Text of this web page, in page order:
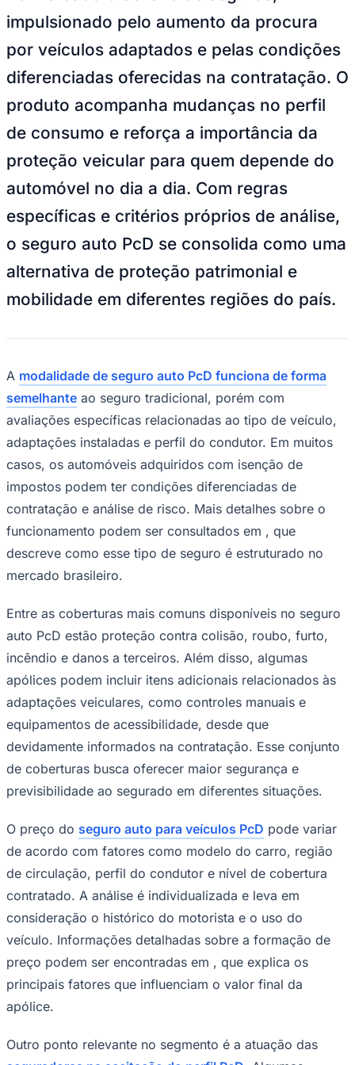
Mundial 2026
Times - Ir direto
Corinthians
Palmeiras
impulsionado pelo aumento da procura
por veículos adaptados e pelas condições
diferenciadas oferecidas na contratação. O
produto acompanha mudanças no perfil
de consumo e reforça a importância da
proteção veicular para quem depende do
automóvel no dia a dia. Com regras
específicas e critérios próprios de análise,
o seguro auto PcD se consolida como uma
alternativa de proteção patrimonial e
mobilidade em diferentes regiões do país.
A modalidade de seguro auto PcD funciona de forma
semelhante ao seguro tradicional, porém com
avaliações específicas relacionadas ao tipo de veículo,
adaptações instaladas e perfil do condutor. Em muitos
casos, os automóveis adquiridos com isenção de
impostos podem ter condições diferenciadas de
contratação e análise de risco. Mais detalhes sobre o
funcionamento podem ser consultados em , que
descreve como esse tipo de seguro é estruturado no
mercado brasileiro.
Entre as coberturas mais comuns disponíveis no seguro
auto PcD estão proteção contra colisão, roubo, furto,
incêndio e danos a terceiros. Além disso, algumas
apólices podem incluir itens adicionais relacionados às
adaptações veiculares, como controles manuais e
equipamentos de acessibilidade, desde que
devidamente informados na contratação. Esse conjunto
de coberturas busca oferecer maior segurança e
previsibilidade ao segurado em diferentes situações.
O preço do seguro auto para veículos PcD pode variar
de acordo com fatores como modelo do carro, região
de circulação, perfil do condutor e nível de cobertura
contratado. A análise é individualizada e leva em
consideração o histórico do motorista e o uso do
veículo. Informações detalhadas sobre a formação de
preço podem ser encontradas em , que explica os
principais fatores que influenciam o valor final da
apólice.
Outro ponto relevante no segmento é a atuação das